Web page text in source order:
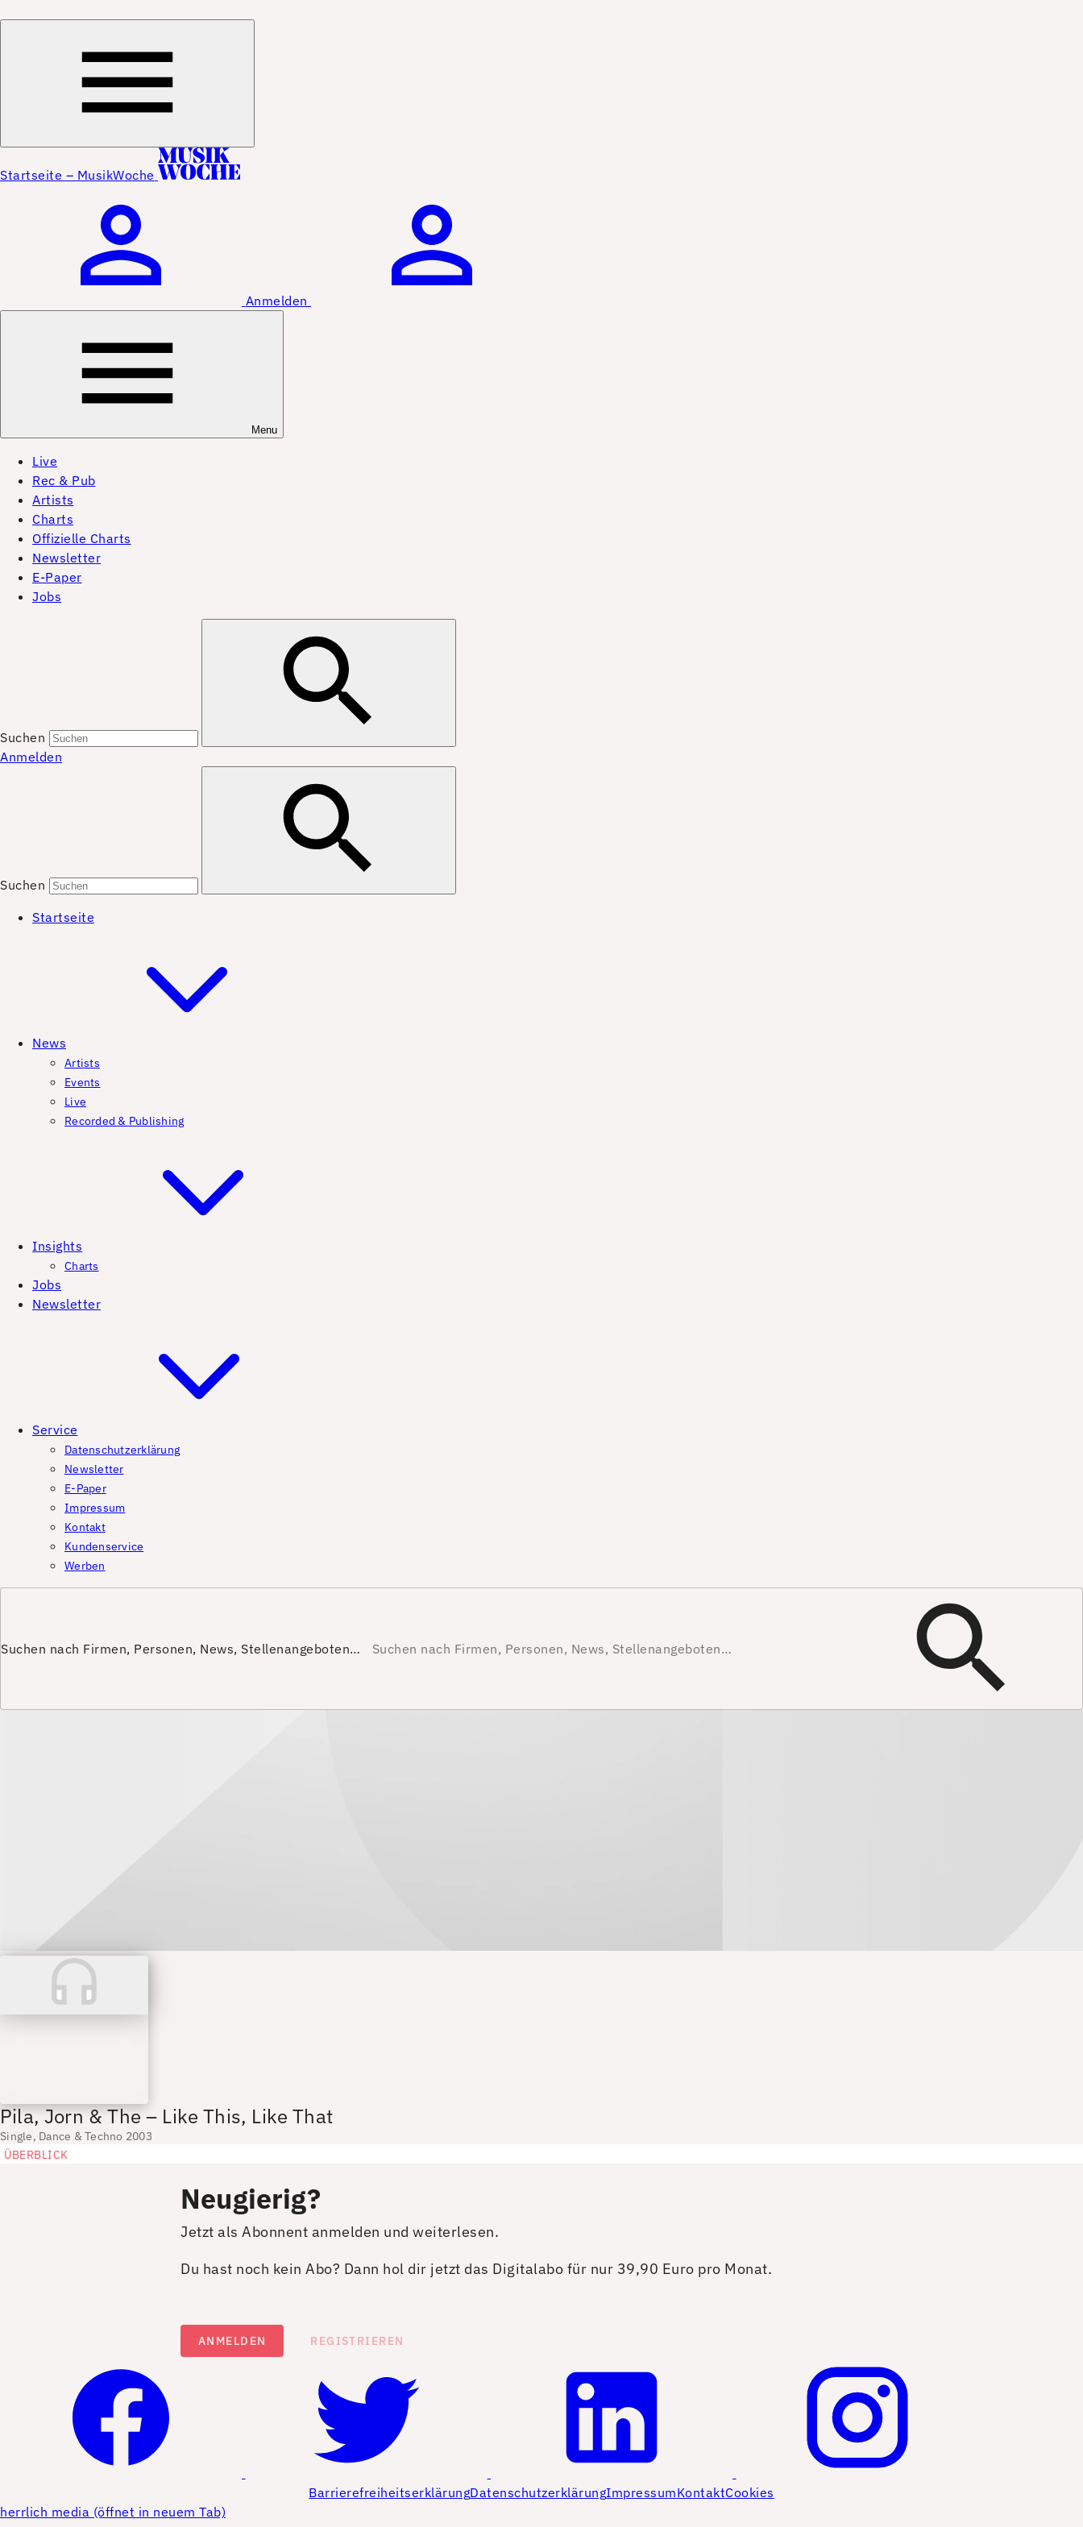
Startseite – MusikWoche
Anmelden
Menu
Live
Rec & Pub
Artists
Charts
Offizielle Charts
Newsletter
E-Paper
Jobs
Suchen
Anmelden
Suchen
Startseite
News
Artists
Events
Live
Recorded & Publishing
Insights
Charts
Jobs
Newsletter
Service
Datenschutzerklärung
Newsletter
E-Paper
Impressum
Kontakt
Kundenservice
Werben
Suchen nach Firmen, Personen, News, Stellenangeboten…
Pila, Jorn & The – Like This, Like That
Single, Dance & Techno 2003
ÜBERBLICK
Neugierig?
Jetzt als Abonnent anmelden und weiterlesen.
Du hast noch kein Abo? Dann hol dir jetzt das Digitalabo für nur 39,90 Euro pro Monat.
ANMELDEN REGISTRIEREN
BarrierefreiheitserklärungDatenschutzerklärungImpressumKontaktCookies
herrlich media (öffnet in neuem Tab)